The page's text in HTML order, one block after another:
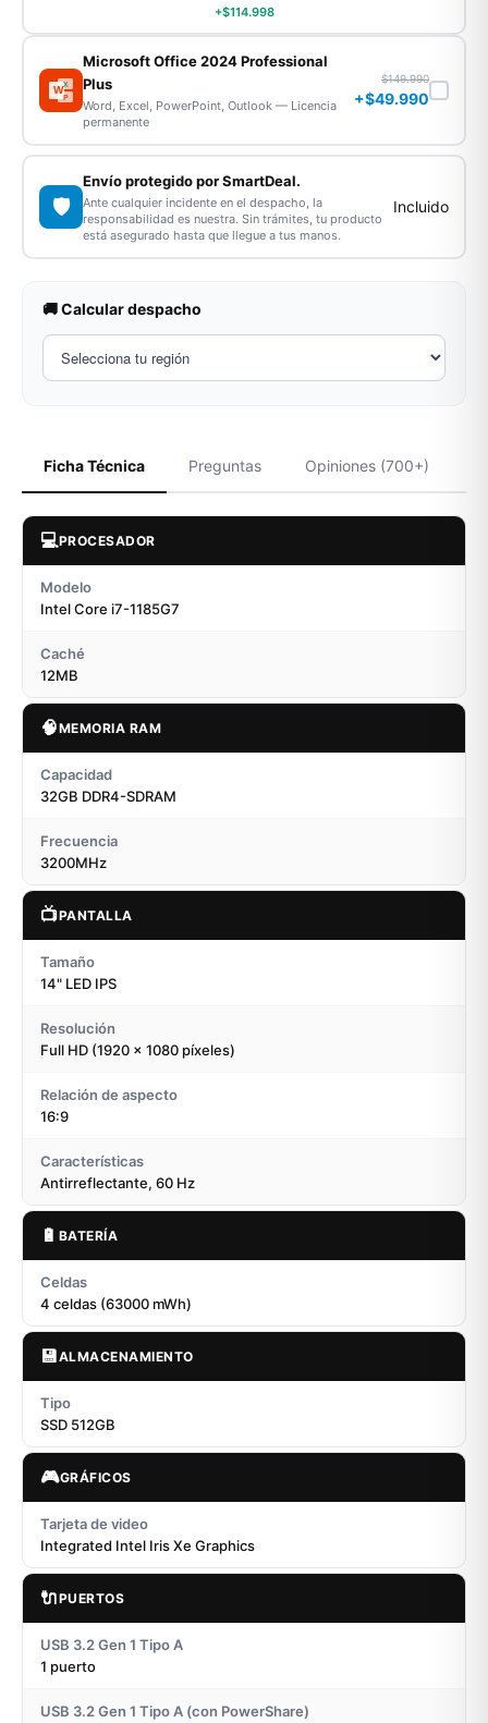
+$114.998
WX
P
Microsoft Office 2024 Professional
Plus
Word, Excel, PowerPoint, Outlook — Licencia
permanente
$149.990
+$49.990
🛡️
Envío protegido por SmartDeal.
Ante cualquier incidente en el despacho, la
responsabilidad es nuestra. Sin trámites, tu producto
está asegurado hasta que llegue a tus manos.
Incluido
🚚 Calcular despacho
Ficha Técnica Preguntas Opiniones (700+)
💻PROCESADOR
Modelo
Intel Core i7-1185G7
Caché
12MB
🧠MEMORIA RAM
Capacidad
32GB DDR4-SDRAM
Frecuencia
3200MHz
📺PANTALLA
Tamaño
14" LED IPS
Resolución
Full HD (1920 x 1080 píxeles)
Relación de aspecto
16:9
Características
Antirreflectante, 60 Hz
🔋 BATERÍA
Celdas
4 celdas (63000 mWh)
💾ALMACENAMIENTO
Tipo
SSD 512GB
🎮GRÁFICOS
Tarjeta de video
Integrated Intel Iris Xe Graphics
🔌PUERTOS
USB 3.2 Gen 1 Tipo A
1 puerto
USB 3.2 Gen 1 Tipo A (con PowerShare)